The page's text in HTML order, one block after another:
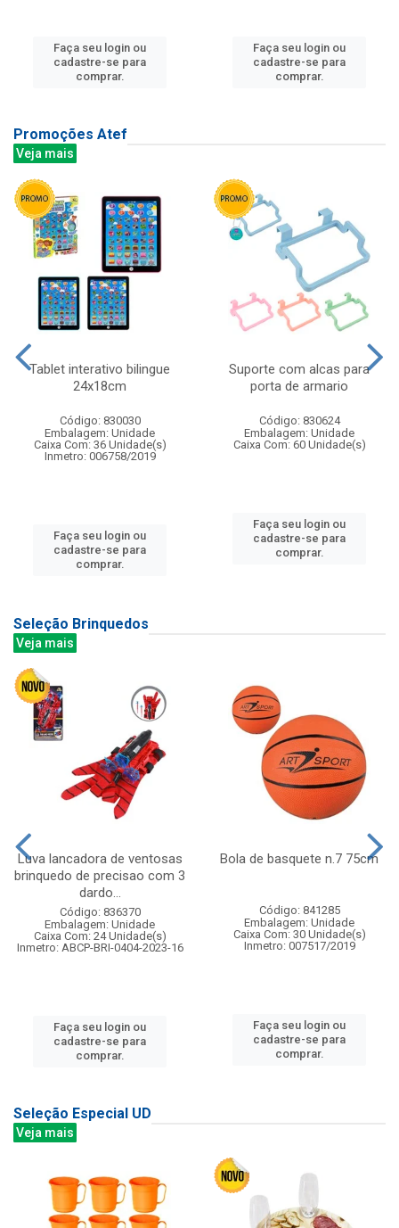
Faça seu login ou
cadastre-se para
comprar.
Faça seu login ou
cadastre-se para
comprar.
Promoções Atef
Veja mais
Tablet interativo bilingue
24x18cm
Código: 830030
Embalagem: Unidade
Caixa Com: 36 Unidade(s)
Inmetro: 006758/2019
Faça seu login ou
cadastre-se para
comprar.
Suporte com alcas para
porta de armario
Código: 830624
Embalagem: Unidade
Caixa Com: 60 Unidade(s)
Faça seu login ou
cadastre-se para
comprar.
Seleção Brinquedos
Veja mais
Luva lancadora de ventosas
brinquedo de precisao com 3
dardo...
Código: 836370
Embalagem: Unidade
Caixa Com: 24 Unidade(s)
Inmetro: ABCP-BRI-0404-2023-16
Faça seu login ou
cadastre-se para
comprar.
Bola de basquete n.7 75cm
Código: 841285
Embalagem: Unidade
Caixa Com: 30 Unidade(s)
Inmetro: 007517/2019
Faça seu login ou
cadastre-se para
comprar.
Seleção Especial UD
Veja mais